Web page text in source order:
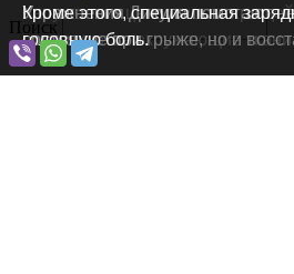
нарушается целостность
воспаляются окружающие
Упражнения Дикуля помогают
состояние при грыже, но и
Кроме этого, специальная
головную боль.
Поиск